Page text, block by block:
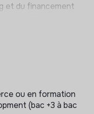
et du financement
d’impact
base clients
partenariats
sont les
ou en formation
(bac +3 à bac